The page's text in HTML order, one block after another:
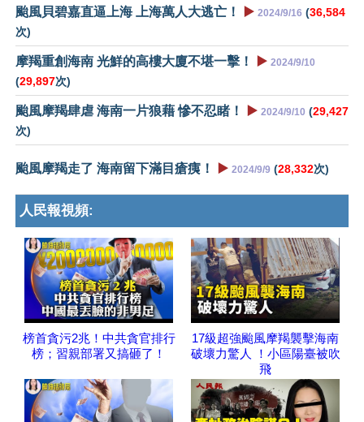
颱風貝碧嘉直逼上海 上海萬人大逃亡！ ▶️ 2024/9/16 (36,584
次)
摩羯重創海南 光鮮的高樓大廈不堪一擊！ ▶️ 2024/9/10
(29,897次)
颱風摩羯肆虐 海南一片狼藉 慘不忍睹！ ▶️ 2024/9/10 (29,427
次)
颱風摩羯走了 海南留下滿目瘡痍！ ▶️ 2024/9/9 (28,332次)
人民報視頻:
榜首貪污2兆！中共貪官排行
榜；習親部署又搞砸了！
17級超強颱風摩羯襲擊海南
破壞力驚人 ！小區陽臺被吹
飛